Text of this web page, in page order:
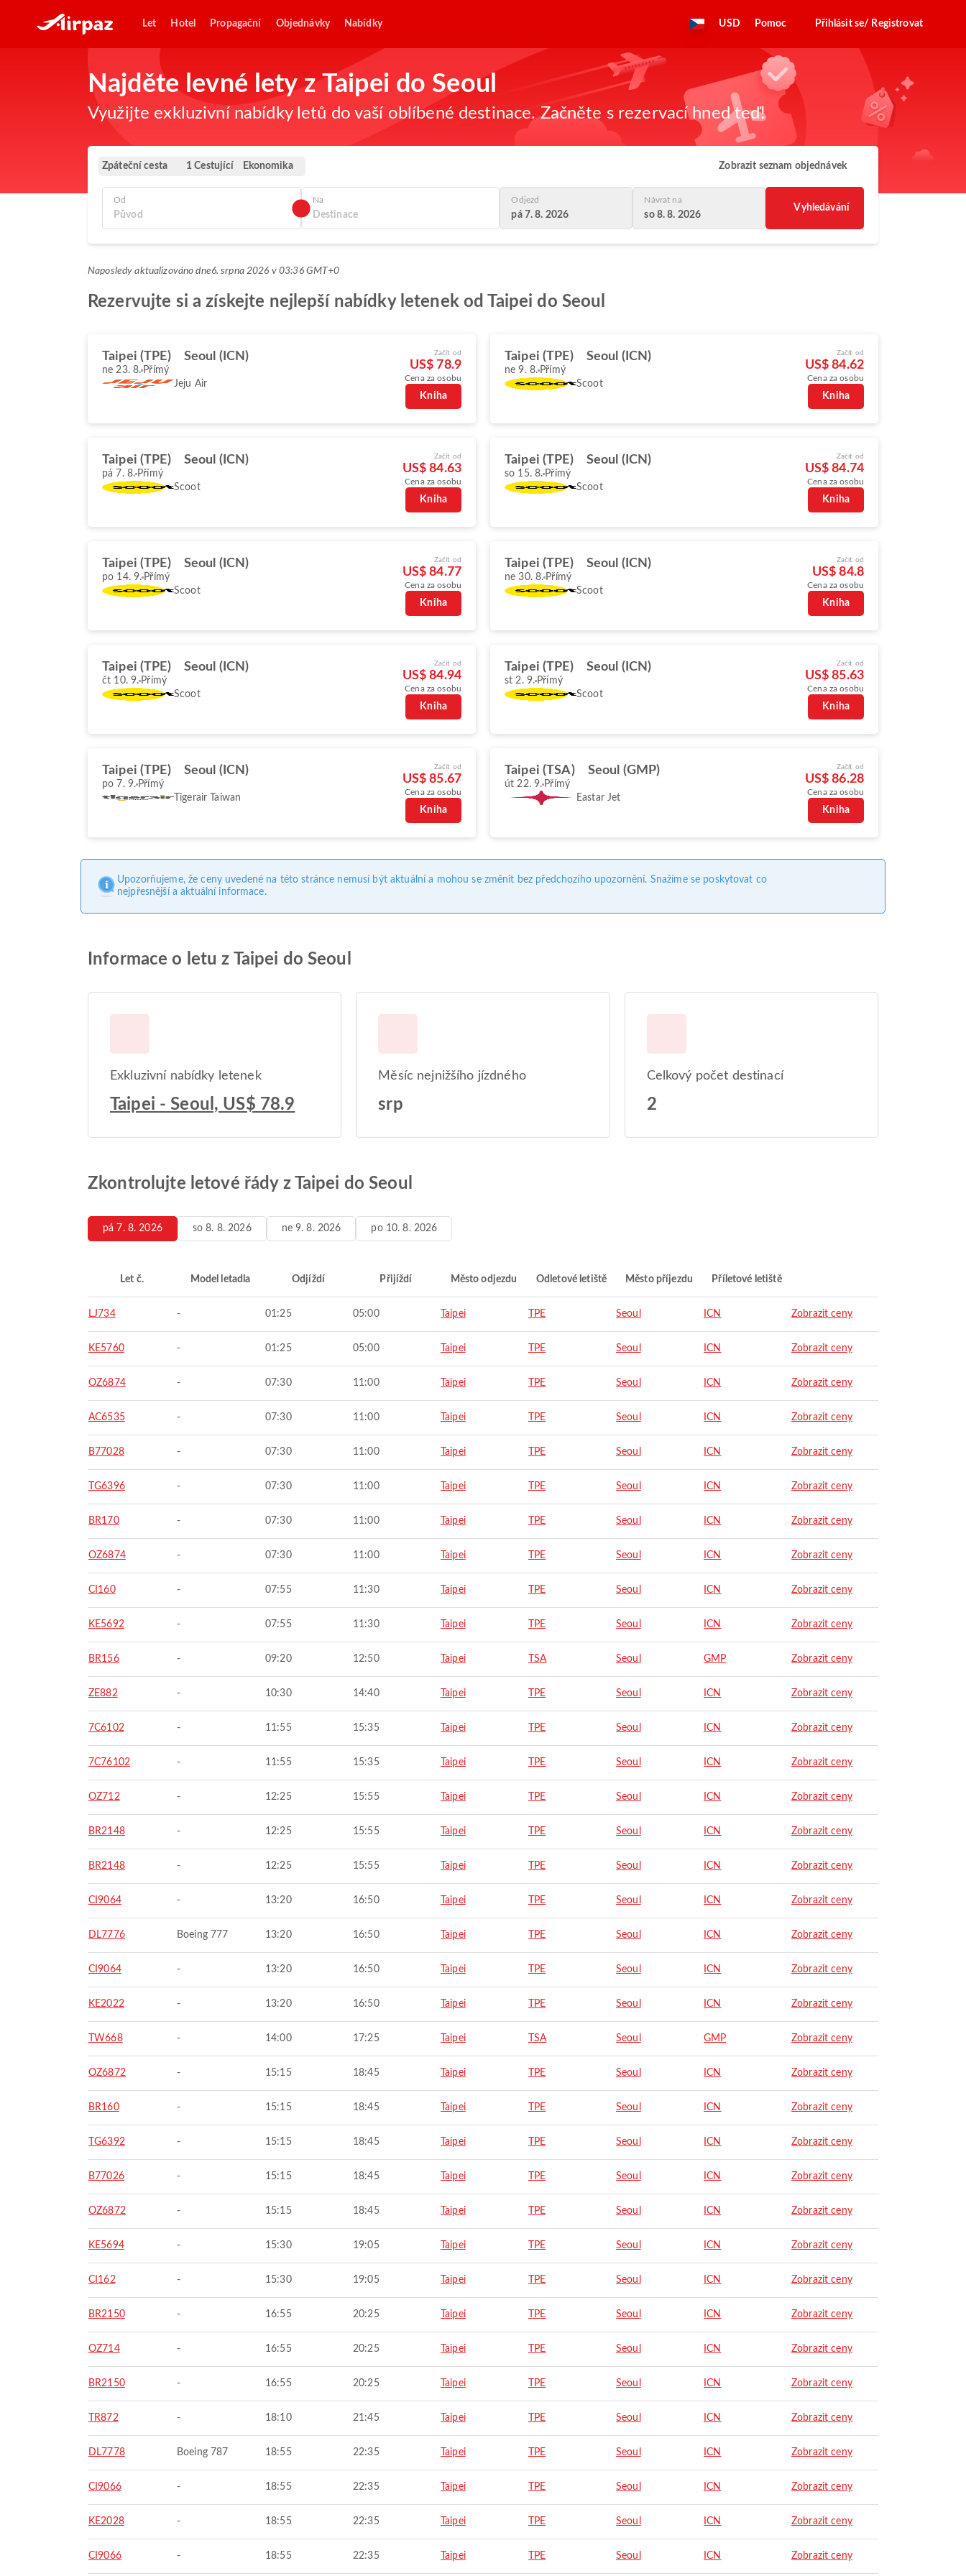
Let Hotel Propagační Objednávky Nabídky USD Pomoc Přihlásit se/ Registrovat
Najděte levné lety z Taipei do Seoul
Využijte exkluzivní nabídky letů do vaší oblíbené destinace. Začněte s rezervací hned teď!
Zpáteční cesta 1 Cestující Ekonomika Zobrazit seznam objednávek
Od Na Odjezd
pá 7. 8. 2026
Návrat na
so 8. 8. 2026
Vyhledávání
Naposledy aktualizováno dne6. srpna 2026 v 03:36 GMT+0
Rezervujte si a získejte nejlepší nabídky letenek od Taipei do Seoul
Taipei (TPE) Seoul (ICN)
ne 23. 8. Přímý
Jeju Air
Začít od
US$ 78.9
Cena za osobu
Kniha
Taipei (TPE) Seoul (ICN)
ne 9. 8. Přímý
Scoot
Začít od
US$ 84.62
Cena za osobu
Kniha
Taipei (TPE) Seoul (ICN)
pá 7. 8. Přímý
Scoot
Začít od
US$ 84.63
Cena za osobu
Kniha
Taipei (TPE) Seoul (ICN)
so 15. 8. Přímý
Scoot
Začít od
US$ 84.74
Cena za osobu
Kniha
Taipei (TPE) Seoul (ICN)
po 14. 9. Přímý
Scoot
Začít od
US$ 84.77
Cena za osobu
Kniha
Taipei (TPE) Seoul (ICN)
ne 30. 8. Přímý
Scoot
Začít od
US$ 84.8
Cena za osobu
Kniha
Taipei (TPE) Seoul (ICN)
čt 10. 9. Přímý
Scoot
Začít od
US$ 84.94
Cena za osobu
Kniha
Taipei (TPE) Seoul (ICN)
st 2. 9. Přímý
Scoot
Začít od
US$ 85.63
Cena za osobu
Kniha
Taipei (TPE) Seoul (ICN)
po 7. 9. Přímý
Tigerair Taiwan
Začít od
US$ 85.67
Cena za osobu
Kniha
Taipei (TSA) Seoul (GMP)
út 22. 9. Přímý
Eastar Jet
Začít od
US$ 86.28
Cena za osobu
Kniha
Upozorňujeme, že ceny uvedené na této stránce nemusí být aktuální a mohou se změnit bez předchozího upozornění. Snažíme se poskytovat co
nejpřesnější a aktuální informace.
Informace o letu z Taipei do Seoul
Exkluzivní nabídky letenek
Taipei - Seoul, US$ 78.9
Měsíc nejnižšího jízdného
srp
Celkový počet destinací
2
Zkontrolujte letové řády z Taipei do Seoul
pá 7. 8. 2026 so 8. 8. 2026 ne 9. 8. 2026 po 10. 8. 2026
Let č. Model letadla Odjíždí Přijíždí Město odjezdu Odletové letiště Město příjezdu Příletové letiště
LJ734 - 01:25 05:00 Taipei TPE Seoul ICN Zobrazit ceny
KE5760 - 01:25 05:00 Taipei TPE Seoul ICN Zobrazit ceny
OZ6874 - 07:30 11:00 Taipei TPE Seoul ICN Zobrazit ceny
AC6535 - 07:30 11:00 Taipei TPE Seoul ICN Zobrazit ceny
B77028 - 07:30 11:00 Taipei TPE Seoul ICN Zobrazit ceny
TG6396 - 07:30 11:00 Taipei TPE Seoul ICN Zobrazit ceny
BR170 - 07:30 11:00 Taipei TPE Seoul ICN Zobrazit ceny
OZ6874 - 07:30 11:00 Taipei TPE Seoul ICN Zobrazit ceny
CI160 - 07:55 11:30 Taipei TPE Seoul ICN Zobrazit ceny
KE5692 - 07:55 11:30 Taipei TPE Seoul ICN Zobrazit ceny
BR156 - 09:20 12:50 Taipei TSA Seoul GMP Zobrazit ceny
ZE882 - 10:30 14:40 Taipei TPE Seoul ICN Zobrazit ceny
7C6102 - 11:55 15:35 Taipei TPE Seoul ICN Zobrazit ceny
7C76102 - 11:55 15:35 Taipei TPE Seoul ICN Zobrazit ceny
OZ712 - 12:25 15:55 Taipei TPE Seoul ICN Zobrazit ceny
BR2148 - 12:25 15:55 Taipei TPE Seoul ICN Zobrazit ceny
BR2148 - 12:25 15:55 Taipei TPE Seoul ICN Zobrazit ceny
CI9064 - 13:20 16:50 Taipei TPE Seoul ICN Zobrazit ceny
DL7776 Boeing 777 13:20 16:50 Taipei TPE Seoul ICN Zobrazit ceny
CI9064 - 13:20 16:50 Taipei TPE Seoul ICN Zobrazit ceny
KE2022 - 13:20 16:50 Taipei TPE Seoul ICN Zobrazit ceny
TW668 - 14:00 17:25 Taipei TSA Seoul GMP Zobrazit ceny
OZ6872 - 15:15 18:45 Taipei TPE Seoul ICN Zobrazit ceny
BR160 - 15:15 18:45 Taipei TPE Seoul ICN Zobrazit ceny
TG6392 - 15:15 18:45 Taipei TPE Seoul ICN Zobrazit ceny
B77026 - 15:15 18:45 Taipei TPE Seoul ICN Zobrazit ceny
OZ6872 - 15:15 18:45 Taipei TPE Seoul ICN Zobrazit ceny
KE5694 - 15:30 19:05 Taipei TPE Seoul ICN Zobrazit ceny
CI162 - 15:30 19:05 Taipei TPE Seoul ICN Zobrazit ceny
BR2150 - 16:55 20:25 Taipei TPE Seoul ICN Zobrazit ceny
OZ714 - 16:55 20:25 Taipei TPE Seoul ICN Zobrazit ceny
BR2150 - 16:55 20:25 Taipei TPE Seoul ICN Zobrazit ceny
TR872 - 18:10 21:45 Taipei TPE Seoul ICN Zobrazit ceny
DL7778 Boeing 787 18:55 22:35 Taipei TPE Seoul ICN Zobrazit ceny
CI9066 - 18:55 22:35 Taipei TPE Seoul ICN Zobrazit ceny
KE2028 - 18:55 22:35 Taipei TPE Seoul ICN Zobrazit ceny
CI9066 - 18:55 22:35 Taipei TPE Seoul ICN Zobrazit ceny